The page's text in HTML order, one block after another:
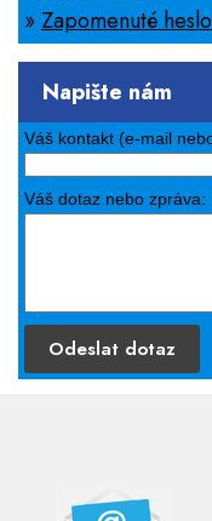
»Zapomenuté heslo
Napište nám
Váš kontakt (e-mail
Váš dotaz nebo zpráva:
Odeslat dotaz